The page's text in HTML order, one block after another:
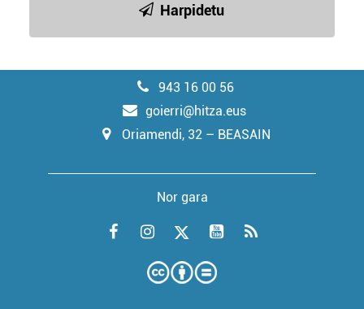
Harpidetu
943 16 00 56
goierri@hitza.eus
Oriamendi, 32 – BEASAIN
Nor gara